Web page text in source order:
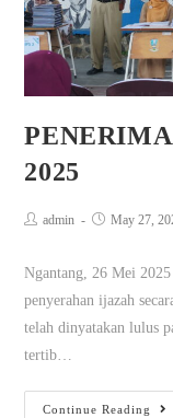
2025
admin May 27,
Ngantang, 26 Mei
penyerahan ijazah
telah dinyatakan lulus
tertib…
Continue Reading